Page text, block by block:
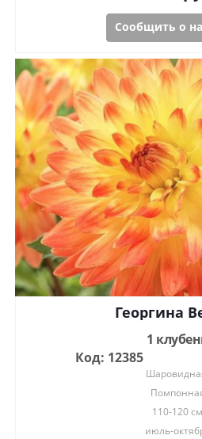
Сообщить о
Георгина
1
Код: 12385
110-120 см
июль-